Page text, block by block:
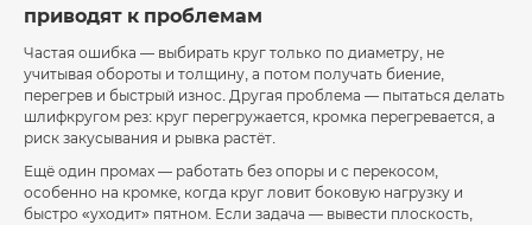
приводят к проблемам
Частая ошибка — выбирать круг только по диаметру, не
учитывая обороты и толщину, а потом получать биение,
перегрев и быстрый износ. Другая проблема — пытаться делать
шлифкругом рез: круг перегружается, кромка перегревается, а
риск закусывания и рывка растёт.
Ещё один промах — работать без опоры и с перекосом,
особенно на кромке, когда круг ловит боковую нагрузку и
быстро «уходит» пятном. Если задача — вывести плоскость,